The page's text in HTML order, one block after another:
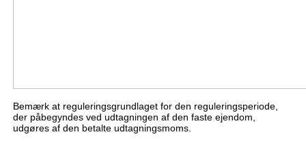
Bemærk at reguleringsgrundlaget for den reguleringsperiode,
der påbegyndes ved udtagningen af den faste ejendom,
udgøres af den betalte udtagningsmoms.